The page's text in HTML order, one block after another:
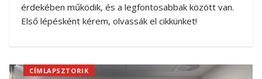
érdekében működik, és a legfontosabbak között van.
Első lépésként kérem, olvassák el cikkünket!
CÍMLAPSZTORIK